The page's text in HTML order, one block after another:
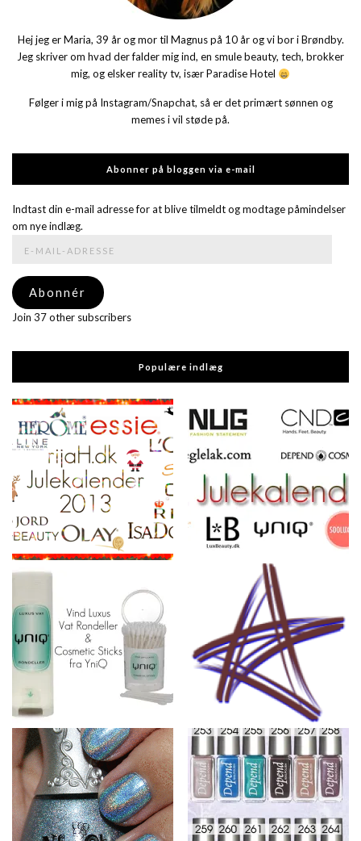
Hej jeg er Maria, 39 år og mor til Magnus på 10 år og vi bor i Brøndby.
Jeg skriver om hvad der falder mig ind, en smule beauty, tech, brokker
mig, og elsker reality tv, især Paradise Hotel
Følger i mig på Instagram/Snapchat, så er det primært sønnen og
memes i vil støde på.
Abonner på bloggen via e-mail
Indtast din e-mail adresse for at blive tilmeldt og modtage påmindelser
om nye indlæg.
adresse
Abonnér
Join 37 other subscribers
Populære indlæg